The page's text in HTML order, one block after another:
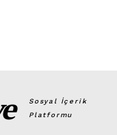
Sosyal İçerik
Platformu